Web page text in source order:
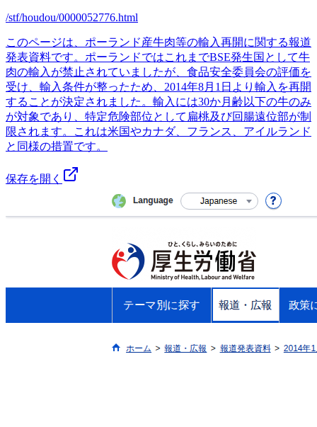
/stf/houdou/0000052776.html
このページは、ポーランド産牛肉等の輸入再開に関する報道
発表資料です。ポーランドではこれまでBSE発生国として牛
肉の輸入が禁止されていましたが、食品安全委員会の評価を
受け、輸入条件が整ったため、2014年8月1日より輸入を再開
することが決定されました。輸入には30か月齢以下の牛のみ
が対象であり、特定危険部位として扁桃及び回腸遠位部が制
限されます。これは米国やカナダ、フランス、アイルランド
と同様の措置です。
保存を開く